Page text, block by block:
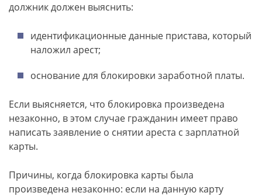
должник должен выяснить:
идентификационные данные пристава, который
наложил арест;
основание для блокировки заработной платы.
Если выясняется, что блокировка произведена
незаконно, в этом случае гражданин имеет право
написать заявление о снятии ареста с зарплатной
карты.
Причины, когда блокировка карты была
произведена незаконно: если на данную карту